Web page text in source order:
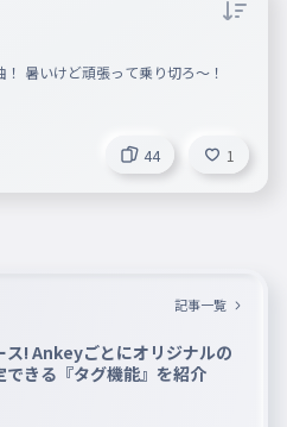
暑いけど頑張って乗り切ろ〜！
44 1
記事一覧
ス! Ankeyごとにオリジナルの
できる『タグ機能』を紹介